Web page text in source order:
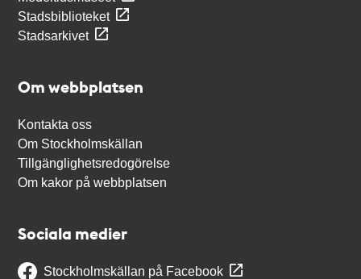
Stadsbiblioteket
Stadsarkivet
Om webbplatsen
Kontakta oss
Om Stockholmskällan
Tillgänglighetsredogörelse
Om kakor på webbplatsen
Sociala medier
Stockholmskällan på Facebook